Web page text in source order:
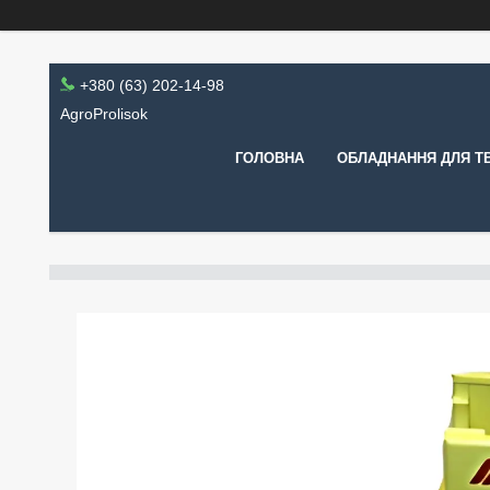
+380 (63) 202-14-98
AgroProlisok
ГОЛОВНА ОБЛАДНАННЯ ДЛЯ